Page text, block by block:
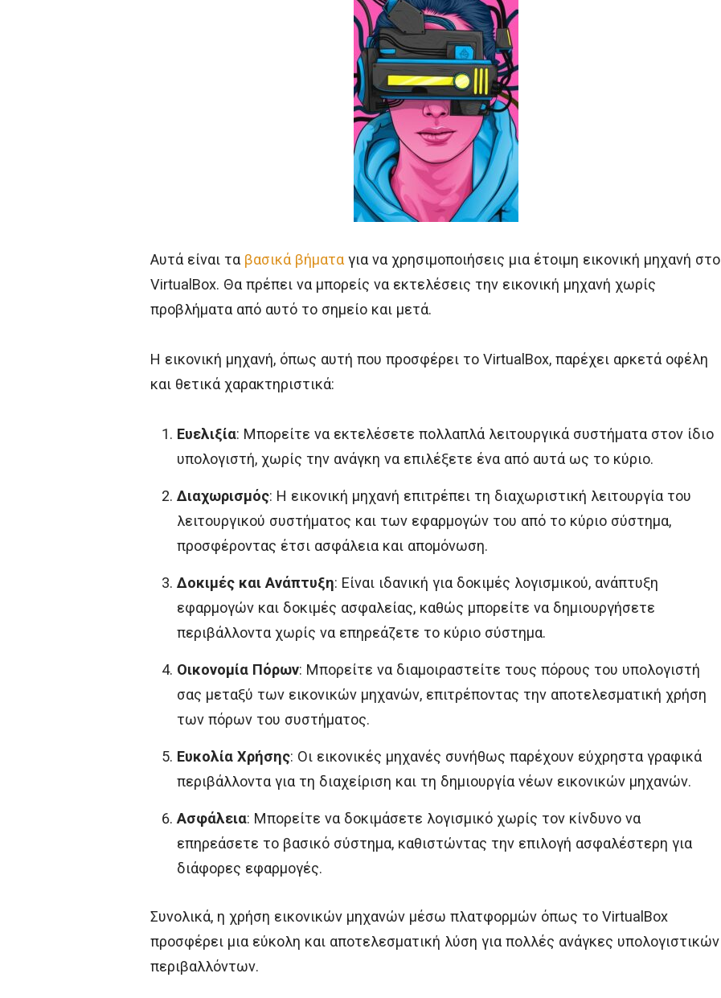
Αυτά είναι τα βασικά βήματα για να χρησιμοποιήσεις μια έτοιμη εικονική μηχανή στο
VirtualBox. Θα πρέπει να μπορείς να εκτελέσεις την εικονική μηχανή χωρίς
προβλήματα από αυτό το σημείο και μετά.
Η εικονική μηχανή, όπως αυτή που προσφέρει το VirtualBox, παρέχει αρκετά οφέλη
και θετικά χαρακτηριστικά:
Ευελιξία: Μπορείτε να εκτελέσετε πολλαπλά λειτουργικά συστήματα στον ίδιο
υπολογιστή, χωρίς την ανάγκη να επιλέξετε ένα από αυτά ως το κύριο.
Διαχωρισμός: Η εικονική μηχανή επιτρέπει τη διαχωριστική λειτουργία του
λειτουργικού συστήματος και των εφαρμογών του από το κύριο σύστημα,
προσφέροντας έτσι ασφάλεια και απομόνωση.
Δοκιμές και Ανάπτυξη: Είναι ιδανική για δοκιμές λογισμικού, ανάπτυξη
εφαρμογών και δοκιμές ασφαλείας, καθώς μπορείτε να δημιουργήσετε
περιβάλλοντα χωρίς να επηρεάζετε το κύριο σύστημα.
Οικονομία Πόρων: Μπορείτε να διαμοιραστείτε τους πόρους του υπολογιστή
σας μεταξύ των εικονικών μηχανών, επιτρέποντας την αποτελεσματική χρήση
των πόρων του συστήματος.
Ευκολία Χρήσης: Οι εικονικές μηχανές συνήθως παρέχουν εύχρηστα γραφικά
περιβάλλοντα για τη διαχείριση και τη δημιουργία νέων εικονικών μηχανών.
Ασφάλεια: Μπορείτε να δοκιμάσετε λογισμικό χωρίς τον κίνδυνο να
επηρεάσετε το βασικό σύστημα, καθιστώντας την επιλογή ασφαλέστερη για
διάφορες εφαρμογές.
Συνολικά, η χρήση εικονικών μηχανών μέσω πλατφορμών όπως το VirtualBox
προσφέρει μια εύκολη και αποτελεσματική λύση για πολλές ανάγκες υπολογιστικών
περιβαλλόντων.